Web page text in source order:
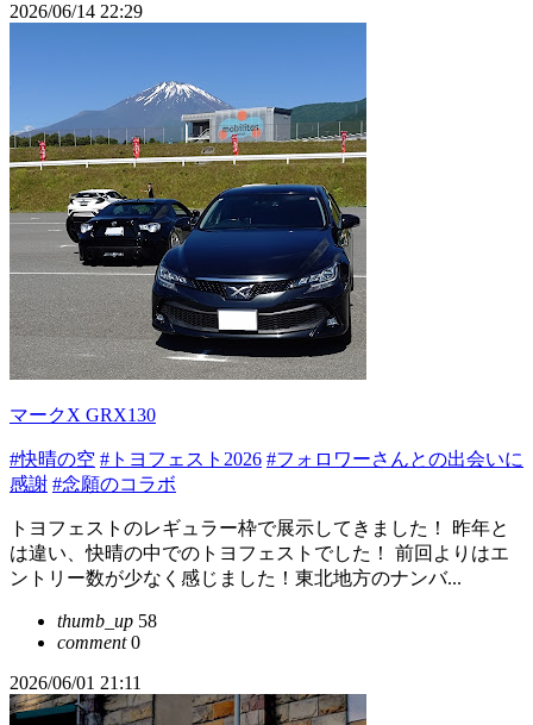
2026/06/14 22:29
マークX GRX130
#快晴の空 #トヨフェスト2026 #フォロワーさんとの出会いに
感謝 #念願のコラボ
トヨフェストのレギュラー枠で展示してきました！ 昨年と
は違い、快晴の中でのトヨフェストでした！ 前回よりはエ
ントリー数が少なく感じました！東北地方のナンバ...
thumb_up 58
comment0
2026/06/01 21:11